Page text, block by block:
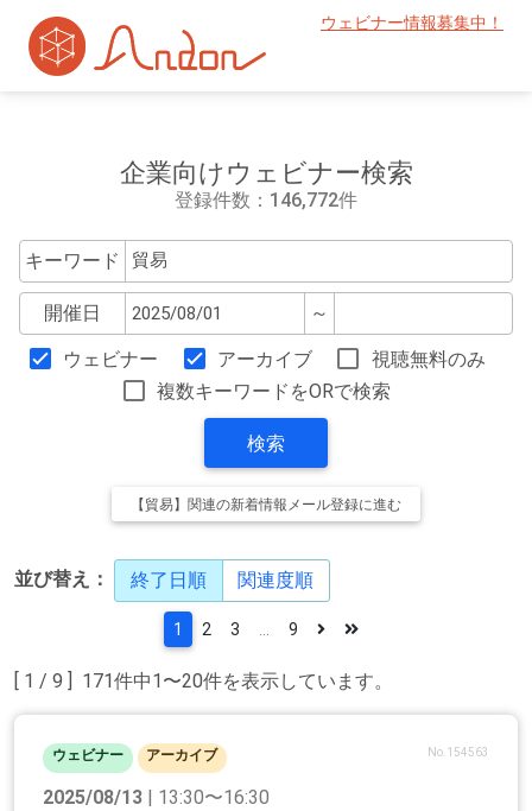
ウェビナー情報募集中！
企業向けウェビナー検索
登録件数：146,772件
キーワード
開催日 ～
ウェビナー アーカイブ
視聴無料のみ
複数キーワードをORで検索
検索
【貿易】関連の新着情報メール登録に進む
並び替え： 終了日順 関連度順
[ 1 / 9 ] 171件中1〜20件を表示しています。
1 2 3 9
ウェビナー アーカイブ No.154563
2025/08/13 | 13:30〜16:30